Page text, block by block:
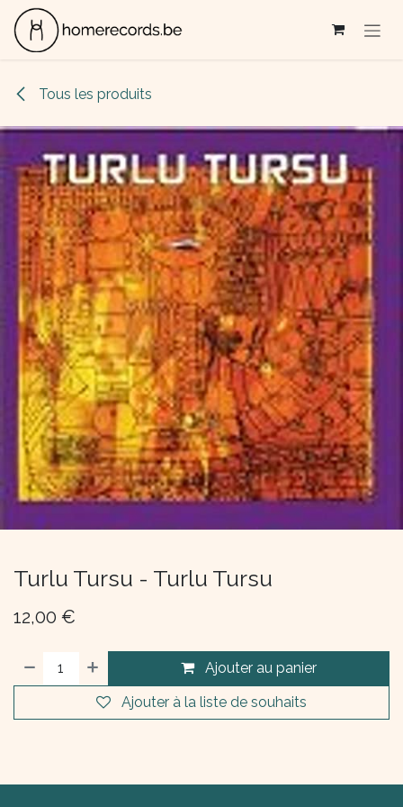
Se rendre au contenu
Tous les produits
Turlu Tursu - Turlu Tursu
12,00 €
Ajouter au panier
Ajouter à la liste de souhaits